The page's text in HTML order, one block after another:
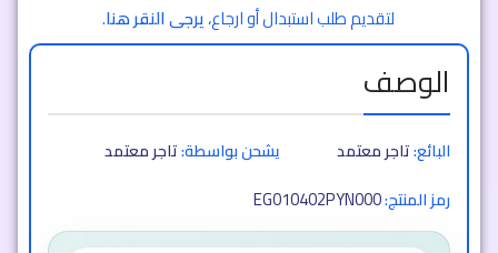
لتقديم طلب استبدال أو ارجاع،يرجى النقر هنا.
الوصف
البائع:تاجر معتمد يشحن بواسطة:تاجر معتمد
رمز المنتج:EG010402PYN000